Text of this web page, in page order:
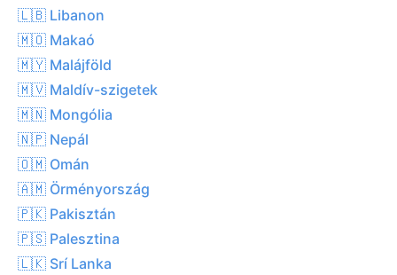
🇱🇧 Libanon
🇲🇴 Makaó
🇲🇾 Malájföld
🇲🇻 Maldív-szigetek
🇲🇳 Mongólia
🇳🇵 Nepál
🇴🇲 Omán
🇦🇲 Örményország
🇵🇰 Pakisztán
🇵🇸 Palesztina
🇱🇰 Srí Lanka